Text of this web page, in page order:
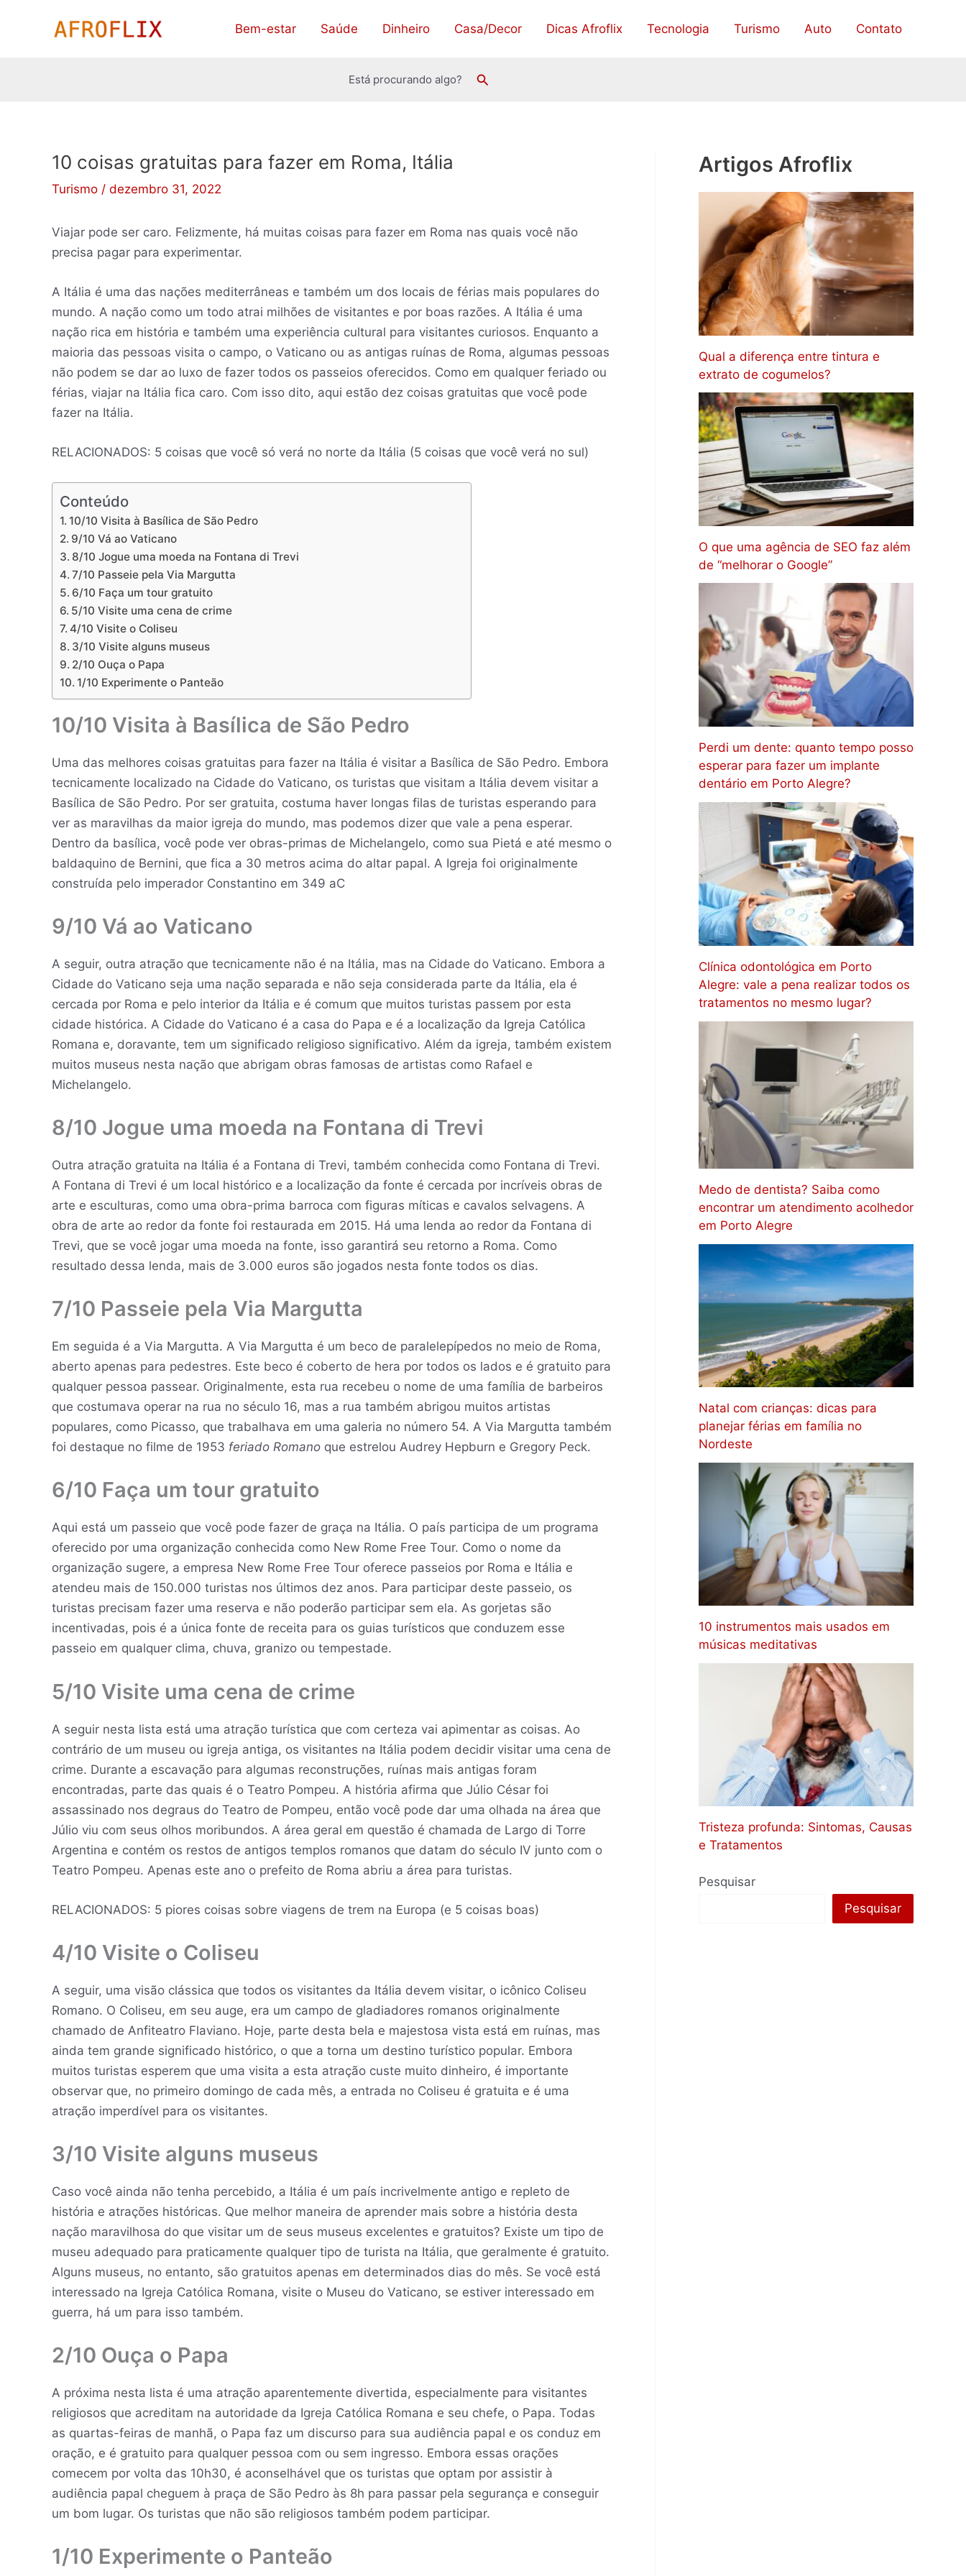
Bem-estar Saúde Dinheiro Casa/Decor Dicas Afroflix Tecnologia Turismo Auto Contato
Está procurando algo? Pesquisar
10 coisas gratuitas para fazer em Roma, Itália
Turismo / dezembro 31, 2022
Viajar pode ser caro. Felizmente, há muitas coisas para fazer em Roma nas quais você não
precisa pagar para experimentar.
A Itália é uma das nações mediterrâneas e também um dos locais de férias mais populares do
mundo. A nação como um todo atrai milhões de visitantes e por boas razões. A Itália é uma
nação rica em história e também uma experiência cultural para visitantes curiosos. Enquanto a
maioria das pessoas visita o campo, o Vaticano ou as antigas ruínas de Roma, algumas pessoas
não podem se dar ao luxo de fazer todos os passeios oferecidos. Como em qualquer feriado ou
férias, viajar na Itália fica caro. Com isso dito, aqui estão dez coisas gratuitas que você pode
fazer na Itália.
RELACIONADOS: 5 coisas que você só verá no norte da Itália (5 coisas que você verá no sul)
Conteúdo
10/10 Visita à Basílica de São Pedro
9/10 Vá ao Vaticano
8/10 Jogue uma moeda na Fontana di Trevi
7/10 Passeie pela Via Margutta
6/10 Faça um tour gratuito
5/10 Visite uma cena de crime
4/10 Visite o Coliseu
3/10 Visite alguns museus
2/10 Ouça o Papa
1/10 Experimente o Panteão
10/10 Visita à Basílica de São Pedro
Uma das melhores coisas gratuitas para fazer na Itália é visitar a Basílica de São Pedro. Embora
tecnicamente localizado na Cidade do Vaticano, os turistas que visitam a Itália devem visitar a
Basílica de São Pedro. Por ser gratuita, costuma haver longas filas de turistas esperando para
ver as maravilhas da maior igreja do mundo, mas podemos dizer que vale a pena esperar.
Dentro da basílica, você pode ver obras-primas de Michelangelo, como sua Pietá e até mesmo o
baldaquino de Bernini, que fica a 30 metros acima do altar papal. A Igreja foi originalmente
construída pelo imperador Constantino em 349 aC
9/10 Vá ao Vaticano
A seguir, outra atração que tecnicamente não é na Itália, mas na Cidade do Vaticano. Embora a
Cidade do Vaticano seja uma nação separada e não seja considerada parte da Itália, ela é
cercada por Roma e pelo interior da Itália e é comum que muitos turistas passem por esta
cidade histórica. A Cidade do Vaticano é a casa do Papa e é a localização da Igreja Católica
Romana e, doravante, tem um significado religioso significativo. Além da igreja, também existem
muitos museus nesta nação que abrigam obras famosas de artistas como Rafael e
Michelangelo.
8/10 Jogue uma moeda na Fontana di Trevi
Outra atração gratuita na Itália é a Fontana di Trevi, também conhecida como Fontana di Trevi.
A Fontana di Trevi é um local histórico e a localização da fonte é cercada por incríveis obras de
arte e esculturas, como uma obra-prima barroca com figuras míticas e cavalos selvagens. A
obra de arte ao redor da fonte foi restaurada em 2015. Há uma lenda ao redor da Fontana di
Trevi, que se você jogar uma moeda na fonte, isso garantirá seu retorno a Roma. Como
resultado dessa lenda, mais de 3.000 euros são jogados nesta fonte todos os dias.
7/10 Passeie pela Via Margutta
Em seguida é a Via Margutta. A Via Margutta é um beco de paralelepípedos no meio de Roma,
aberto apenas para pedestres. Este beco é coberto de hera por todos os lados e é gratuito para
qualquer pessoa passear. Originalmente, esta rua recebeu o nome de uma família de barbeiros
que costumava operar na rua no século 16, mas a rua também abrigou muitos artistas
populares, como Picasso, que trabalhava em uma galeria no número 54. A Via Margutta também
foi destaque no filme de 1953 feriado Romano que estrelou Audrey Hepburn e Gregory Peck.
6/10 Faça um tour gratuito
Aqui está um passeio que você pode fazer de graça na Itália. O país participa de um programa
oferecido por uma organização conhecida como New Rome Free Tour. Como o nome da
organização sugere, a empresa New Rome Free Tour oferece passeios por Roma e Itália e
atendeu mais de 150.000 turistas nos últimos dez anos. Para participar deste passeio, os
turistas precisam fazer uma reserva e não poderão participar sem ela. As gorjetas são
incentivadas, pois é a única fonte de receita para os guias turísticos que conduzem esse
passeio em qualquer clima, chuva, granizo ou tempestade.
5/10 Visite uma cena de crime
A seguir nesta lista está uma atração turística que com certeza vai apimentar as coisas. Ao
contrário de um museu ou igreja antiga, os visitantes na Itália podem decidir visitar uma cena de
crime. Durante a escavação para algumas reconstruções, ruínas mais antigas foram
encontradas, parte das quais é o Teatro Pompeu. A história afirma que Júlio César foi
assassinado nos degraus do Teatro de Pompeu, então você pode dar uma olhada na área que
Júlio viu com seus olhos moribundos. A área geral em questão é chamada de Largo di Torre
Argentina e contém os restos de antigos templos romanos que datam do século IV junto com o
Teatro Pompeu. Apenas este ano o prefeito de Roma abriu a área para turistas.
RELACIONADOS: 5 piores coisas sobre viagens de trem na Europa (e 5 coisas boas)
4/10 Visite o Coliseu
A seguir, uma visão clássica que todos os visitantes da Itália devem visitar, o icônico Coliseu
Romano. O Coliseu, em seu auge, era um campo de gladiadores romanos originalmente
chamado de Anfiteatro Flaviano. Hoje, parte desta bela e majestosa vista está em ruínas, mas
ainda tem grande significado histórico, o que a torna um destino turístico popular. Embora
muitos turistas esperem que uma visita a esta atração custe muito dinheiro, é importante
observar que, no primeiro domingo de cada mês, a entrada no Coliseu é gratuita e é uma
atração imperdível para os visitantes.
3/10 Visite alguns museus
Caso você ainda não tenha percebido, a Itália é um país incrivelmente antigo e repleto de
história e atrações históricas. Que melhor maneira de aprender mais sobre a história desta
nação maravilhosa do que visitar um de seus museus excelentes e gratuitos? Existe um tipo de
museu adequado para praticamente qualquer tipo de turista na Itália, que geralmente é gratuito.
Alguns museus, no entanto, são gratuitos apenas em determinados dias do mês. Se você está
interessado na Igreja Católica Romana, visite o Museu do Vaticano, se estiver interessado em
guerra, há um para isso também.
2/10 Ouça o Papa
A próxima nesta lista é uma atração aparentemente divertida, especialmente para visitantes
religiosos que acreditam na autoridade da Igreja Católica Romana e seu chefe, o Papa. Todas
as quartas-feiras de manhã, o Papa faz um discurso para sua audiência papal e os conduz em
oração, e é gratuito para qualquer pessoa com ou sem ingresso. Embora essas orações
comecem por volta das 10h30, é aconselhável que os turistas que optam por assistir à
audiência papal cheguem à praça de São Pedro às 8h para passar pela segurança e conseguir
um bom lugar. Os turistas que não são religiosos também podem participar.
1/10 Experimente o Panteão
Artigos Afroflix
Qual a diferença entre tintura e
extrato de cogumelos?
O que uma agência de SEO faz além
de “melhorar o Google”
Perdi um dente: quanto tempo posso
esperar para fazer um implante
dentário em Porto Alegre?
Clínica odontológica em Porto
Alegre: vale a pena realizar todos os
tratamentos no mesmo lugar?
Medo de dentista? Saiba como
encontrar um atendimento acolhedor
em Porto Alegre
Natal com crianças: dicas para
planejar férias em família no
Nordeste
10 instrumentos mais usados em
músicas meditativas
Tristeza profunda: Sintomas, Causas
e Tratamentos
Pesquisar
Pesquisar